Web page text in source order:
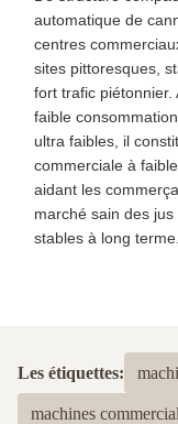
automatique de
centres
sites pittoresques,
fort trafic
faible
ultra faibles, il
commerciale à
aidant les
marché sain des
stables à long terme.
Les étiquettes:
machines